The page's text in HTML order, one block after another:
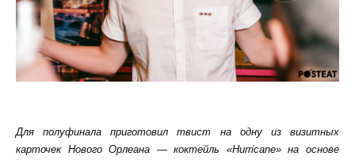
Для полуфинала приготовил твист на одну из визитных
карточек Нового Орлеана — коктейль «Hurricane» на основе